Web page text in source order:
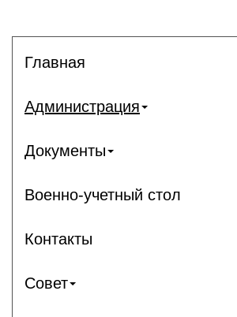
Главная
Администрация
Документы
Военно-учетный стол
Контакты
Совет